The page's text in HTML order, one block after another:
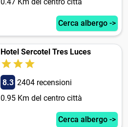
Cerca albergo ->
Hotel Sercotel Tres Luces
8.3 2404 recensioni
0.95 Km del centro città
Cerca albergo ->